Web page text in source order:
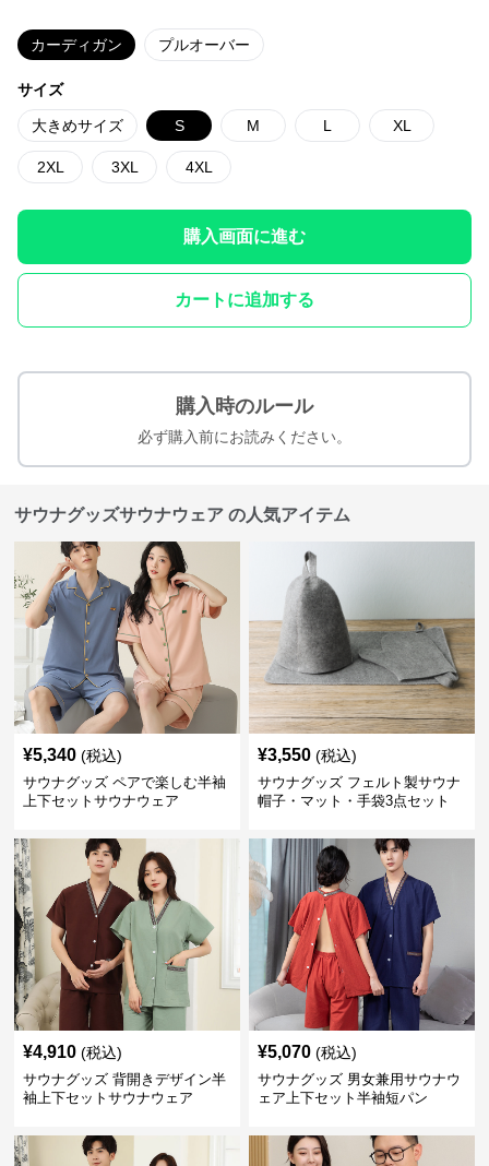
カーディガン プルオーバー
サイズ
大きめサイズ S M L XL
2XL 3XL 4XL
購入画面に進む
カートに追加する
購入時のルール
必ず購入前にお読みください。
サウナグッズサウナウェア の人気アイテム
¥5,340 (税込)
サウナグッズ ペアで楽しむ半袖
上下セットサウナウェア
¥3,550 (税込)
サウナグッズ フェルト製サウナ
帽子・マット・手袋3点セット
¥4,910 (税込)
サウナグッズ 背開きデザイン半
袖上下セットサウナウェア
¥5,070 (税込)
サウナグッズ 男女兼用サウナウ
ェア上下セット半袖短パン